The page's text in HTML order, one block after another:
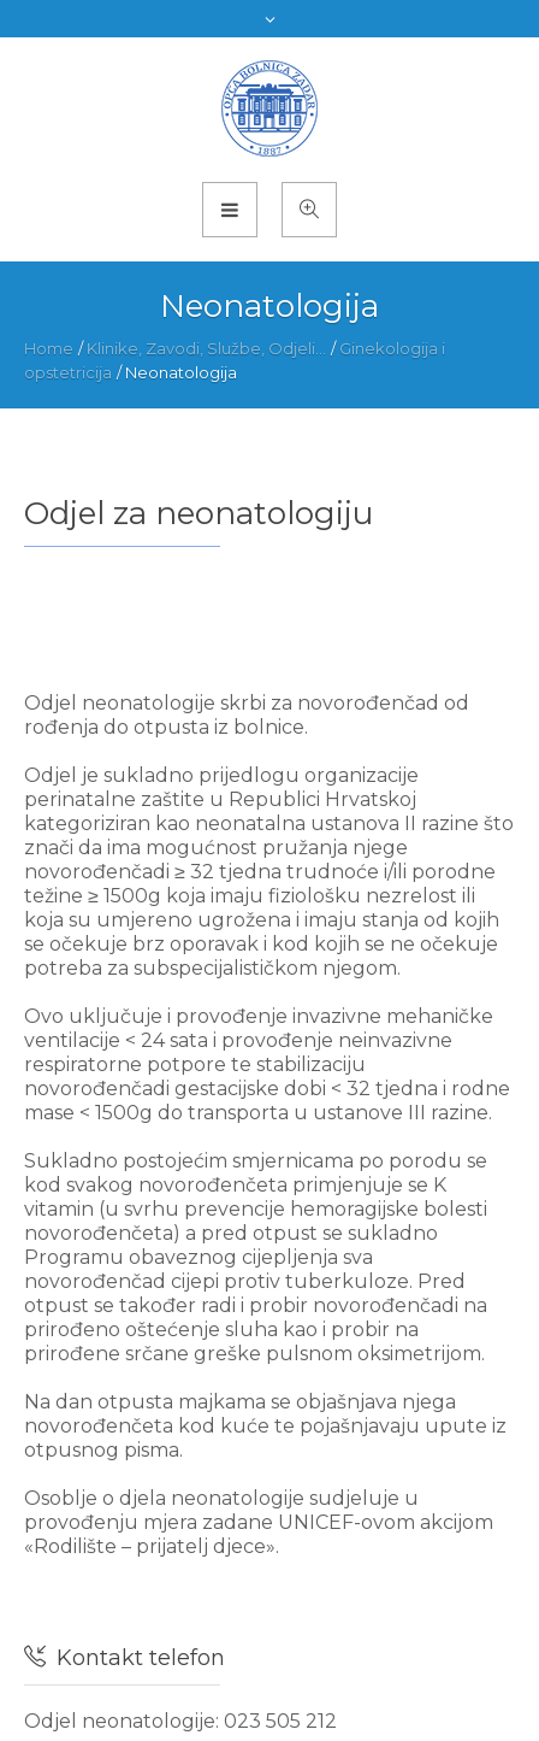
Neonatologija
Home /Klinike, Zavodi, Službe, Odjeli... /Ginekologija i
opstetricija /Neonatologija
Odjel za neonatologiju
Odjel neonatologije skrbi za novorođenčad od
rođenja do otpusta iz bolnice.
Odjel je sukladno prijedlogu organizacije
perinatalne zaštite u Republici Hrvatskoj
kategoriziran kao neonatalna ustanova II razine što
znači da ima mogućnost pružanja njege
novorođenčadi ≥ 32 tjedna trudnoće i/ili porodne
težine ≥ 1500g koja imaju fiziološku nezrelost ili
koja su umjereno ugrožena i imaju stanja od kojih
se očekuje brz oporavak i kod kojih se ne očekuje
potreba za subspecijalističkom njegom.
Ovo uključuje i provođenje invazivne mehaničke
ventilacije < 24 sata i provođenje neinvazivne
respiratorne potpore te stabilizaciju
novorođenčadi gestacijske dobi < 32 tjedna i rodne
mase < 1500g do transporta u ustanove III razine.
Sukladno postojećim smjernicama po porodu se
kod svakog novorođenčeta primjenjuje se K
vitamin (u svrhu prevencije hemoragijske bolesti
novorođenčeta) a pred otpust se sukladno
Programu obaveznog cijepljenja sva
novorođenčad cijepi protiv tuberkuloze. Pred
otpust se također radi i probir novorođenčadi na
prirođeno oštećenje sluha kao i probir na
prirođene srčane greške pulsnom oksimetrijom.
Na dan otpusta majkama se objašnjava njega
novorođenčeta kod kuće te pojašnjavaju upute iz
otpusnog pisma.
Osoblje o djela neonatologije sudjeluje u
provođenju mjera zadane UNICEF-ovom akcijom
«Rodilište – prijatelj djece».
Kontakt telefon
Odjel neonatologije: 023 505 212